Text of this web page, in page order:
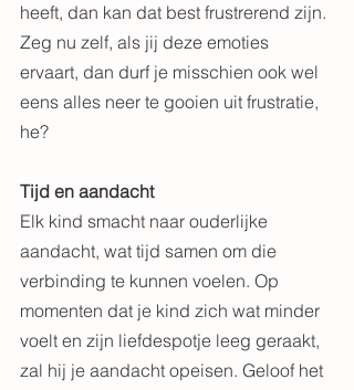
heeft, dan kan dat best frustrerend zijn.
Zeg nu zelf, als jij deze emoties
ervaart, dan durf je misschien ook wel
eens alles neer te gooien uit frustratie,
he?
Tijd en aandacht
Elk kind smacht naar ouderlijke
aandacht, wat tijd samen om die
verbinding te kunnen voelen. Op
momenten dat je kind zich wat minder
voelt en zijn liefdespotje leeg geraakt,
zal hij je aandacht opeisen. Geloof het